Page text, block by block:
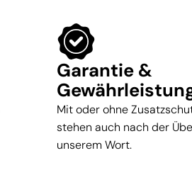
Garantie &
Mit oder ohne
stehen auch nach der
unserem Wort.